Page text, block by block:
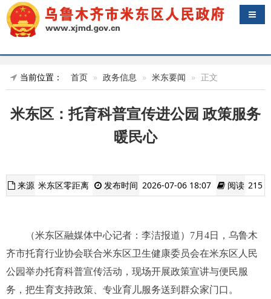
导航
当前位置： 首页 政务信息 米东要闻 正文
米东区：托育科普宣传进公园 政策服务
暖民心
来源 米东区零距离 发布时间 2026-07-06 18:07 阅读 215
（米东区融媒体中心记者：李洁报道）7月4日，乌鲁木
齐市托育行业协会联合米东区卫生健康委员会在米东区人民
公园举办托育科普宣传活动，现场开展政策宣讲与便民服
务，把生育支持政策、专业育儿服务送到群众家门口。